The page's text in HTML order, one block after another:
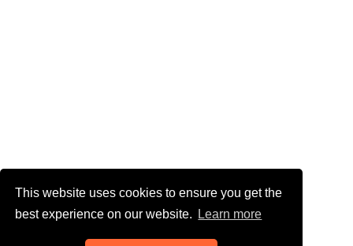
This website uses cookies to ensure you get the
best experience on our website.
Learn more